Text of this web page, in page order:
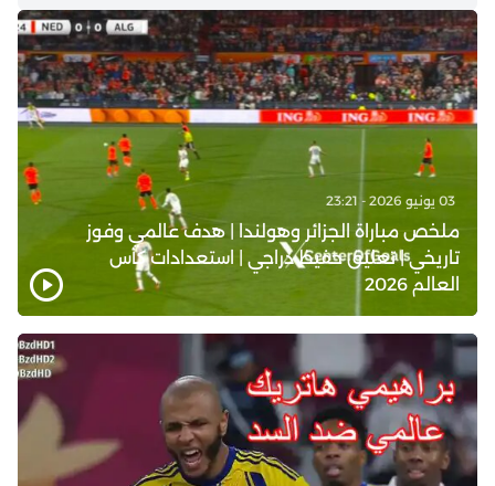
03 يونيو 2026 - 23:21
ملخص مباراة الجزائر وهولندا | هدف عالمي وفوز
تاريخي | تعليق حفيظ دراجي | استعدادات كأس
العالم 2026